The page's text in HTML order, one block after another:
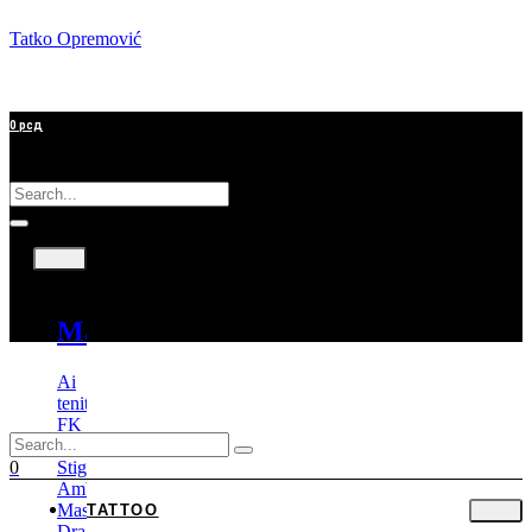
Tatko Opremović
0рсд
Mašine
Ai
tenitas
FK
Irons
Stigma
Ambition
Mast
0
TATTOO